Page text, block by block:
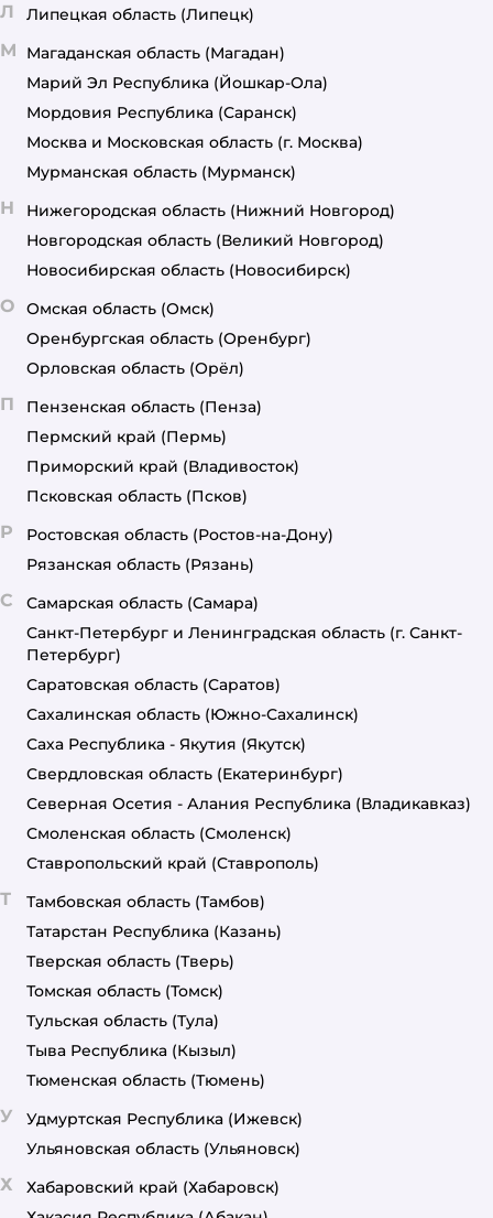
Л Липецкая область (Липецк)
М Магаданская область (Магадан)
Марий Эл Республика (Йошкар-Ола)
Мордовия Республика (Саранск)
Москва и Московская область (г. Москва)
Мурманская область (Мурманск)
Н Нижегородская область (Нижний Новгород)
Новгородская область (Великий Новгород)
Новосибирская область (Новосибирск)
О Омская область (Омск)
Оренбургская область (Оренбург)
Орловская область (Орёл)
П Пензенская область (Пенза)
Пермский край (Пермь)
Приморский край (Владивосток)
Псковская область (Псков)
Р Ростовская область (Ростов-на-Дону)
Рязанская область (Рязань)
С Самарская область (Самара)
Санкт-Петербург и Ленинградская область (г. Санкт-
Петербург)
Саратовская область (Саратов)
Сахалинская область (Южно-Сахалинск)
Саха Республика - Якутия (Якутск)
Свердловская область (Екатеринбург)
Северная Осетия - Алания Республика (Владикавказ)
Смоленская область (Смоленск)
Ставропольский край (Ставрополь)
Т Тамбовская область (Тамбов)
Татарстан Республика (Казань)
Тверская область (Тверь)
Томская область (Томск)
Тульская область (Тула)
Тыва Республика (Кызыл)
Тюменская область (Тюмень)
У Удмуртская Республика (Ижевск)
Ульяновская область (Ульяновск)
Х Хабаровский край (Хабаровск)